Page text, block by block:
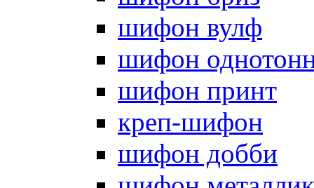
шифон вулф
шифон
шифон принт
креп-шифон
шифон добби